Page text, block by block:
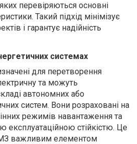
перевіряються основні
Такий підхід мінімізує
і гарантує надійність
системах
для перетворення
та можуть
автономних або
систем. Вони розраховані на
режимів навантаження та
експлуатаційною стійкістю. Це
важливим елементом